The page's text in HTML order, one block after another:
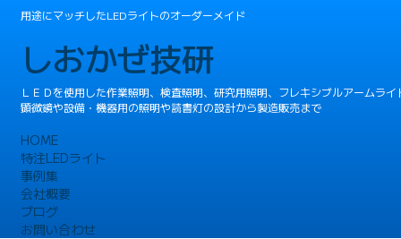
用途にマッチしたLEDライトのオーダーメイド
しおかぜ技研
ＬＥＤを使用した作業照明、検査照明、研究用照明、フレキシブルアームライ
顕微鏡や設備・機器用の照明や読書灯の設計から製造販売まで
HOME
特注LEDライト
事例集
会社概要
ブログ
お問い合わせ